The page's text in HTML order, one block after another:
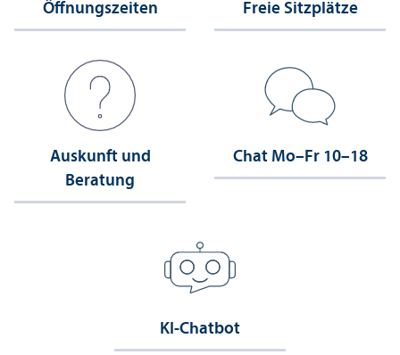
Öffnungs­zeiten Freie Sitzplätze
Auskunft und
Beratung
Chat Mo–Fr 10–18
KI-Chatbot